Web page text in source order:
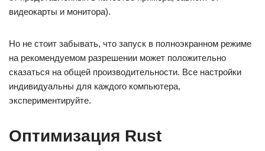
видеокарты и монитора).
Но не стоит забывать, что запуск в полноэкранном режиме
на рекомендуемом разрешении может положительно
сказаться на общей производительности. Все настройки
индивидуальны для каждого компьютера,
экспериментируйте.
Оптимизация Rust